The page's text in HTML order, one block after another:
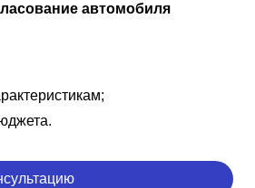
автомобиля